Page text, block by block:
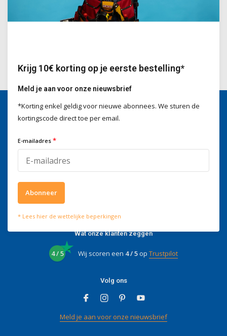
Incl. BTW
mailen naarinfo@doitpro.com
Wat onze klanten zeggen
4 / 5 Wij scoren een 4 / 5op Trustpilot
Volg ons
Meld je aan voor onze nieuwsbrief
Krijg 10€ korting op je eerste bestelling*
Meld je aan voor onze nieuwsbrief
*Korting enkel geldig voor nieuwe abonnees. We sturen de
kortingscode direct toe per email.
E-mailadres *
Abonneer
* Lees hier de wettelijke beperkingen